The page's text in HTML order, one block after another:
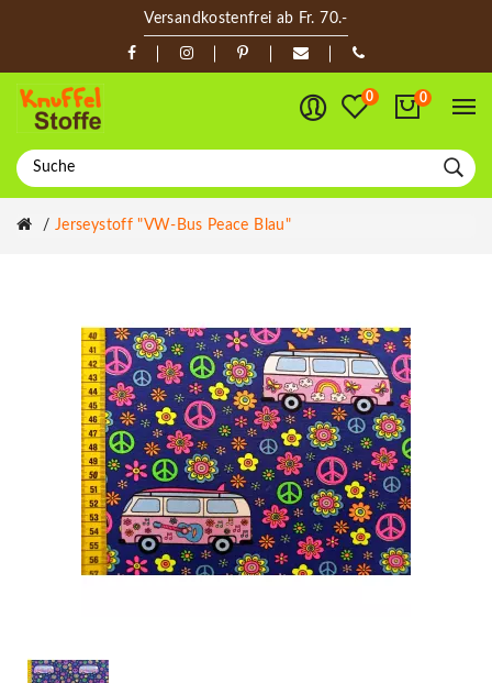
Versandkostenfrei ab Fr. 70.-
0 0
Jerseystoff "VW-Bus Peace Blau"